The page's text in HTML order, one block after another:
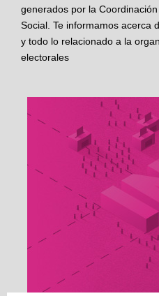
generados por la
Social. Te informamos acerca
y todo lo relacionado a la
electorales